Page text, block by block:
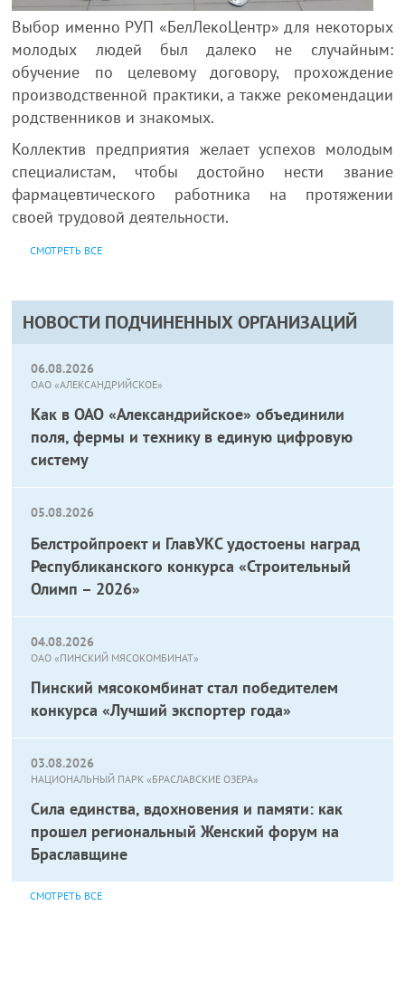
НОВОСТИ ПОДЧИНЕННЫХ ОРГАНИЗАЦИЙ
06.08.2026
ОАО «АЛЕКСАНДРИЙСКОЕ»
Как в ОАО «Александрийское» объединили
поля, фермы и технику в единую цифровую
систему
05.08.2026
Белстройпроект и ГлавУКС удостоены наград
Республиканского конкурса «Строительный
Олимп – 2026»
04.08.2026
ОАО «ПИНСКИЙ МЯСОКОМБИНАТ»
Пинский мясокомбинат стал победителем
конкурса «Лучший экспортер года»
03.08.2026
НАЦИОНАЛЬНЫЙ ПАРК «БРАСЛАВСКИЕ ОЗЕРА»
Сила единства, вдохновения и памяти: как
прошел региональный Женский форум на
Браславщине
СМОТРЕТЬ ВСЕ
Выбор именно РУП «БелЛекоЦентр» для некоторых
молодых людей был далеко не случайным:
обучение по целевому договору, прохождение
производственной практики, а также рекомендации
родственников и знакомых.
Коллектив предприятия желает успехов молодым
специалистам, чтобы достойно нести звание
фармацевтического работника на протяжении
своей трудовой деятельности.
СМОТРЕТЬ ВСЕ